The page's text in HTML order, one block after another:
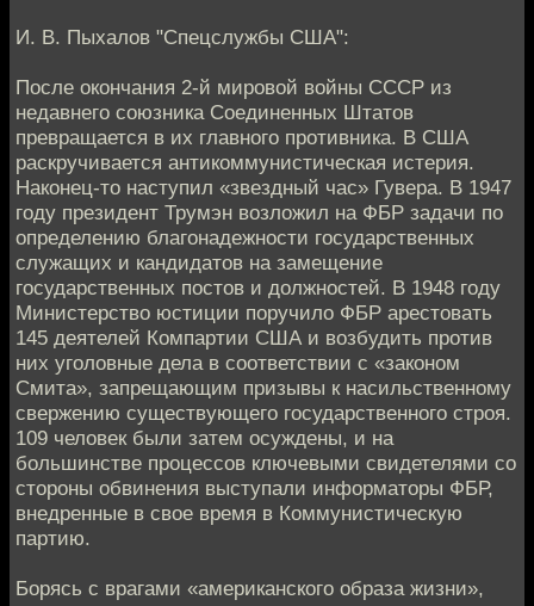
И. В. Пыхалов "Спецслужбы США":
После окончания 2‑й мировой войны СССР из
недавнего союзника Соединенных Штатов
превращается в их главного противника. В США
раскручивается антикоммунистическая истерия.
Наконец‑то наступил «звездный час» Гувера. В 1947
году президент Трумэн возложил на ФБР задачи по
определению благонадежности государственных
служащих и кандидатов на замещение
государственных постов и должностей. В 1948 году
Министерство юстиции поручило ФБР арестовать
145 деятелей Компартии США и возбудить против
них уголовные дела в соответствии с «законом
Смита», запрещающим призывы к насильственному
свержению существующего государственного строя.
109 человек были затем осуждены, и на
большинстве процессов ключевыми свидетелями со
стороны обвинения выступали информаторы ФБР,
внедренные в свое время в Коммунистическую
партию.
Борясь с врагами «американского образа жизни»,